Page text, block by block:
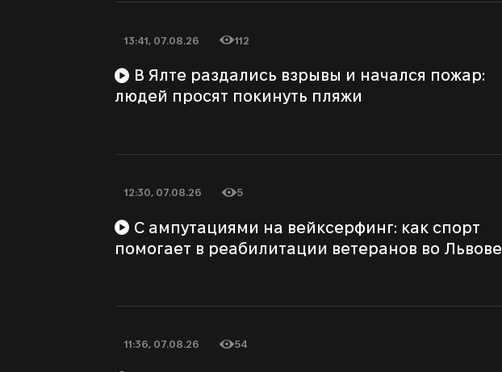
Дата публикации
13:41, 07.08.26
Количество просмотров
112
людей просят покинуть пляжи
Дата публикации
12:30, 07.08.26
Количество просмотров
5
помогает в реабилитации ветеранов во Львове
Дата публикации
11:36, 07.08.26
Количество просмотров
54